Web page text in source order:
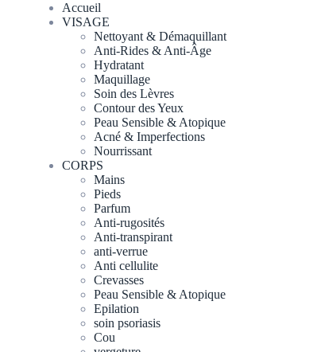
Accueil
VISAGE
Nettoyant & Démaquillant
Anti-Rides & Anti-Âge
Hydratant
Maquillage
Soin des Lèvres
Contour des Yeux
Peau Sensible & Atopique
Acné & Imperfections
Nourrissant
CORPS
Mains
Pieds
Parfum
Anti-rugosités
Anti-transpirant
anti-verrue
Anti cellulite
Crevasses
Peau Sensible & Atopique
Epilation
soin psoriasis
Cou